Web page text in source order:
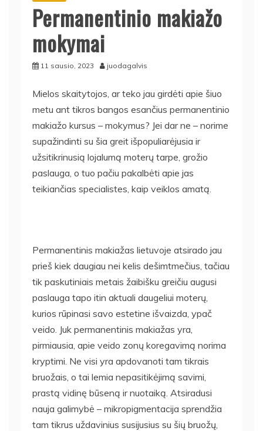
Permanentinio makiažo
mokymai
11 sausio, 2023 juodagalvis
Mielos skaitytojos, ar teko jau girdėti apie šiuo
metu ant tikros bangos esančius permanentinio
makiažo kursus – mokymus? Jei dar ne – norime
supažindinti su šia greit išpopuliarėjusia ir
užsitikrinusią lojalumą moterų tarpe, grožio
paslauga, o tuo pačiu pakalbėti apie jas
teikiančias specialistes, kaip veiklos amatą.
Permanentinis makiažas lietuvoje atsirado jau
prieš kiek daugiau nei kelis dešimtmečius, tačiau
tik paskutiniais metais žaibišku greičiu augusi
paslauga tapo itin aktuali daugeliui moterų,
kurios rūpinasi savo estetine išvaizda, ypač
veido. Juk permanentinis makiažas yra,
pirmiausia, apie veido zonų koregavimą norima
kryptimi. Ne visi yra apdovanoti tam tikrais
bruožais, o tai lemia nepasitikėjimą savimi,
prastą vidinę būseną ir nuotaiką. Atsiradusi
nauja galimybė – mikropigmentacija sprendžia
tam tikrus uždavinius susijusius su šių bruožų,